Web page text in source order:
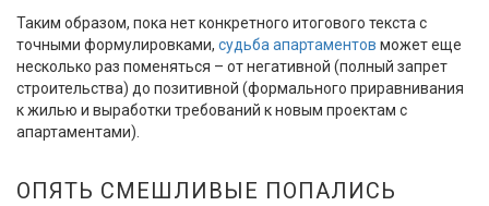
Таким образом, пока нет конкретного итогового текста с
точными формулировками, судьба апартаментов может еще
несколько раз поменяться – от негативной (полный запрет
строительства) до позитивной (формального приравнивания
к жилью и выработки требований к новым проектам с
апартаментами).
ОПЯТЬ СМЕШЛИВЫЕ ПОПАЛИСЬ